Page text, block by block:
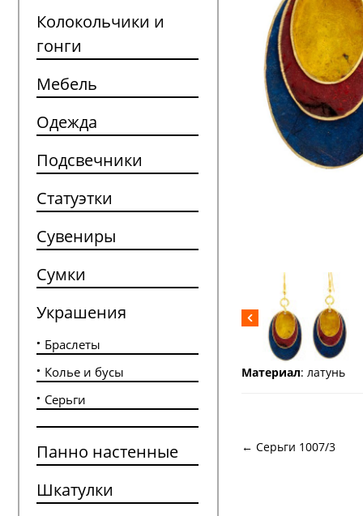
Колокольчики и
гонги
Мебель
Одежда
Подсвечники
Статуэтки
Сувениры
Сумки
Украшения
Браслеты
Колье и бусы
Серьги
Панно настенные
Шкатулки
Материал: латунь
← Серьги 1007/3